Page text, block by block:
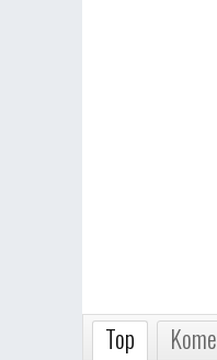
Top